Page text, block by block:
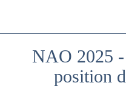
NAO 2025 -
position